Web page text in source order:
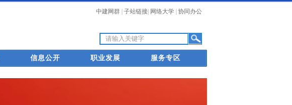
中建网群 子站链接 网络大学 协同办公
信息公开 职业发展 服务专区